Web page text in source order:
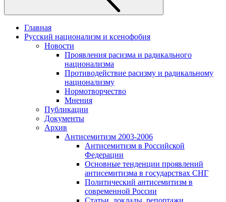
Главная
Русский национализм и ксенофобия
Новости
Проявления расизма и радикального
национализма
Противодействие расизму и радикальному
национализму
Нормотворчество
Мнения
Публикации
Документы
Архив
Антисемитизм 2003-2006
Антисемитизм в Российской
Федерации
Основные тенденции проявлений
антисемитизма в государствах СНГ
Политический антисемитизм в
современной России
Статьи, доклады, репортажи